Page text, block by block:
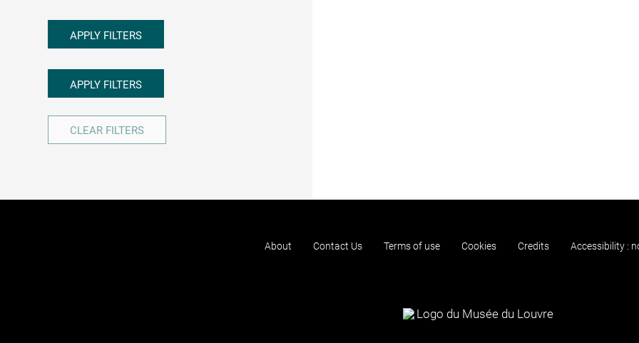
APPLY FILTERS
APPLY FILTERS
CLEAR FILTERS
About Contact Us Terms of use Cookies Credits Accessibility :